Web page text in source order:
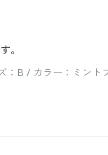
。
B / カラー：ミント